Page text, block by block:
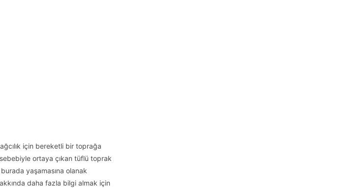
için bereketli bir toprağa
ortaya çıkan tüflü toprak
yaşamasına olanak
daha fazla bilgi almak için